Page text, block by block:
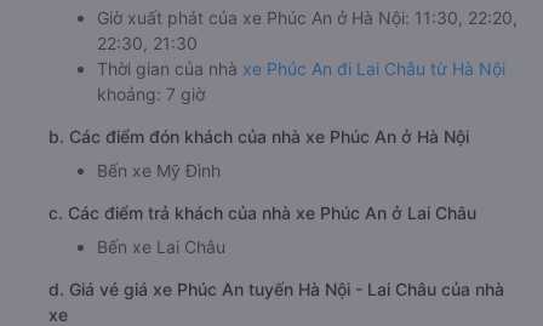
Giờ xuất phát của xe Phúc An ở Hà Nội: 11:30, 22:20,
22:30, 21:30
Thời gian của nhà xe Phúc An đi Lai Châu từ Hà Nội
khoảng: 7 giờ
b. Các điểm đón khách của nhà xe Phúc An ở Hà Nội
Bến xe Mỹ Đình
c. Các điểm trả khách của nhà xe Phúc An ở Lai Châu
Bến xe Lai Châu
d. Giá vé giá xe Phúc An tuyến Hà Nội - Lai Châu của nhà
xe